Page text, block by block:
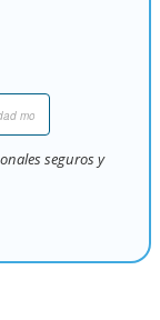
seguros y